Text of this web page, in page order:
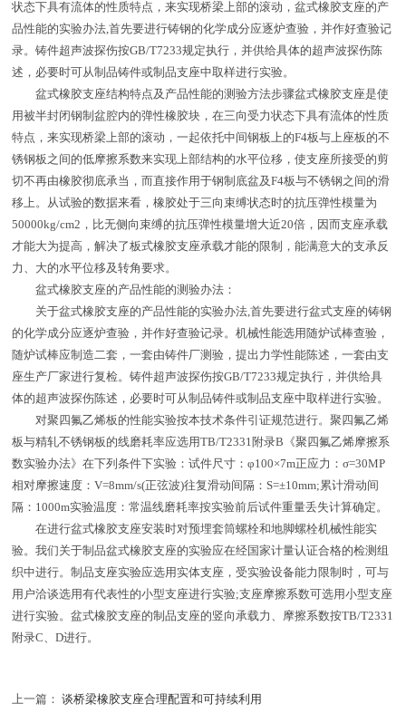
状态下具有流体的性质特点，来实现桥梁上部的滚动，盆式橡胶支座的产
品性能的实验办法,首先要进行铸钢的化学成分应逐炉查验，并作好查验记
录。铸件超声波探伤按GB/T7233规定执行，并供给具体的超声波探伤陈
述，必要时可从制品铸件或制品支座中取样进行实验。
盆式橡胶支座结构特点及产品性能的测验方法步骤盆式橡胶支座是使
用被半封闭钢制盆腔内的弹性橡胶块，在三向受力状态下具有流体的性质
特点，来实现桥梁上部的滚动，一起依托中间钢板上的F4板与上座板的不
锈钢板之间的低摩擦系数来实现上部结构的水平位移，使支座所接受的剪
切不再由橡胶彻底承当，而直接作用于钢制底盆及F4板与不锈钢之间的滑
移上。从试验的数据来看，橡胶处于三向束缚状态时的抗压弹性模量为
50000kg/cm2，比无侧向束缚的抗压弹性模量增大近20倍，因而支座承载
才能大为提高，解决了板式橡胶支座承载才能的限制，能满意大的支承反
力、大的水平位移及转角要求。
盆式橡胶支座的产品性能的测验办法：
关于盆式橡胶支座的产品性能的实验办法,首先要进行盆式支座的铸钢
的化学成分应逐炉查验，并作好查验记录。机械性能选用随炉试棒查验，
随炉试棒应制造二套，一套由铸件厂测验，提出力学性能陈述，一套由支
座生产厂家进行复检。铸件超声波探伤按GB/T7233规定执行，并供给具
体的超声波探伤陈述，必要时可从制品铸件或制品支座中取样进行实验。
对聚四氟乙烯板的性能实验按本技术条件引证规范进行。聚四氟乙烯
板与精轧不锈钢板的线磨耗率应选用TB/T2331附录B《聚四氟乙烯摩擦系
数实验办法》在下列条件下实验：试件尺寸：φ100×7m正应力：σ=30MP
相对摩擦速度：V=8mm/s(正弦波)往复滑动间隔：S=±10mm;累计滑动间
隔：1000m实验温度：常温线磨耗率按实验前后试件重量丢失计算确定。
在进行盆式橡胶支座安装时对预埋套筒螺栓和地脚螺栓机械性能实
验。我们关于制品盆式橡胶支座的实验应在经国家计量认证合格的检测组
织中进行。制品支座实验应选用实体支座，受实验设备能力限制时，可与
用户洽谈选用有代表性的小型支座进行实验;支座摩擦系数可选用小型支座
进行实验。盆式橡胶支座的制品支座的竖向承载力、摩擦系数按TB/T2331
附录C、D进行。
上一篇： 谈桥梁橡胶支座合理配置和可持续利用